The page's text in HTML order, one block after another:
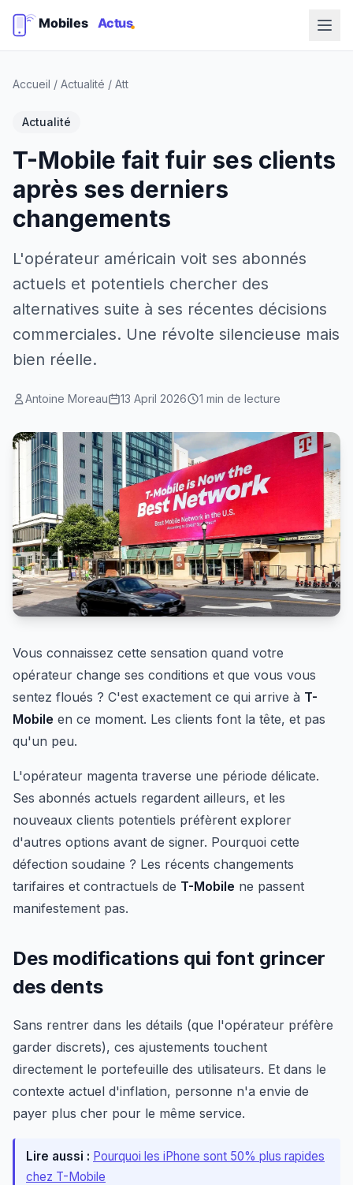
Accueil / Actualité / Att
Actualité
T-Mobile fait fuir ses clients
après ses derniers
changements
L'opérateur américain voit ses abonnés
actuels et potentiels chercher des
alternatives suite à ses récentes décisions
commerciales. Une révolte silencieuse mais
bien réelle.
Antoine Moreau 13 April 2026 1 min de lecture
Vous connaissez cette sensation quand votre
opérateur change ses conditions et que vous vous
sentez floués ? C'est exactement ce qui arrive à T-
Mobile en ce moment. Les clients font la tête, et pas
qu'un peu.
L'opérateur magenta traverse une période délicate.
Ses abonnés actuels regardent ailleurs, et les
nouveaux clients potentiels préfèrent explorer
d'autres options avant de signer. Pourquoi cette
défection soudaine ? Les récents changements
tarifaires et contractuels de T-Mobile ne passent
manifestement pas.
Des modifications qui font grincer
des dents
Sans rentrer dans les détails (que l'opérateur préfère
garder discrets), ces ajustements touchent
directement le portefeuille des utilisateurs. Et dans le
contexte actuel d'inflation, personne n'a envie de
payer plus cher pour le même service.
Lire aussi : Pourquoi les iPhone sont 50% plus rapides
chez T-Mobile